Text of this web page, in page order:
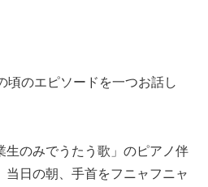
頃のエピソードを一つお話し
生のみでうたう歌」 のピアノ伴
当日の朝、 手首をフニャフニャ